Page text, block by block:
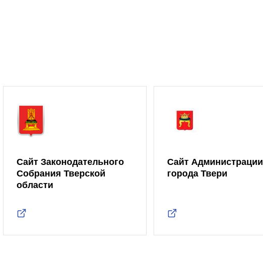
Сайт Законодательного
Собрания Тверской
области
Сайт Администрации
города Твери